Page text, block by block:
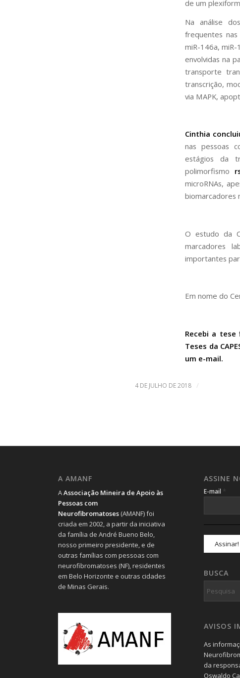
de um
Na análise
frequentes nas
miR-146a,
envolvidas na
transporte
transcrição,
via MAPK,
Cinthia
nas pessoas
estágios da
polimorfismo
microRNAs,
biomarcadores
O estudo da
marcadores
importantes
Em nome do
Recebi a
Teses da
um e-mail.
4 DE JULHO DE 2018 /
A AMANF
AAssociação Mineira de Apoio às
Pessoas com
Neurofibromatoses (AMANF) foi
criada em 2002, a partir da iniciativa
da família de André Bueno Belo,
nosso primeiro presidente, e de
outras famílias com pessoas com
neurofibromatoses (NF), residentes
em Belo Horizonte e outras cidades
de Minas Gerais.
ASSINE
E-mail *
BUSCA
AVISOS
As
da
Oswaldo